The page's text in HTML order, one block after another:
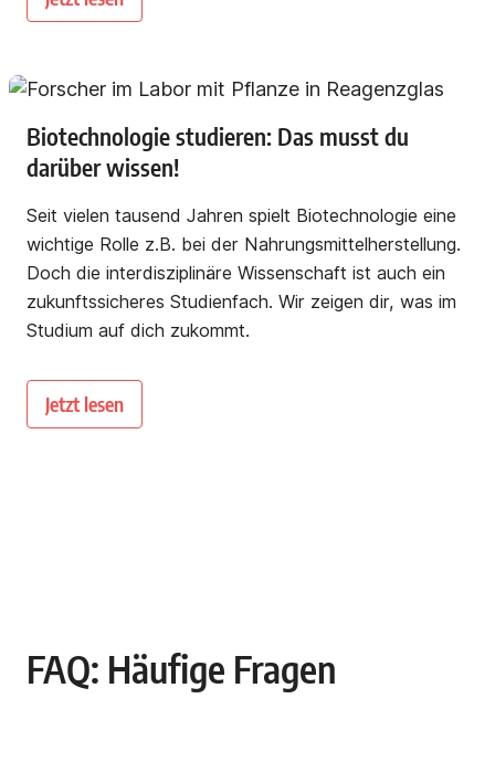
Biotechnologie studieren: Das musst du
darüber wissen!
Seit vielen tausend Jahren spielt Biotechnologie eine
wichtige Rolle z.B. bei der Nahrungsmittelherstellung.
Doch die interdisziplinäre Wissenschaft ist auch ein
zukunftssicheres Studienfach. Wir zeigen dir, was im
Studium auf dich zukommt.
Jetzt lesen
FAQ: Häufige Fragen